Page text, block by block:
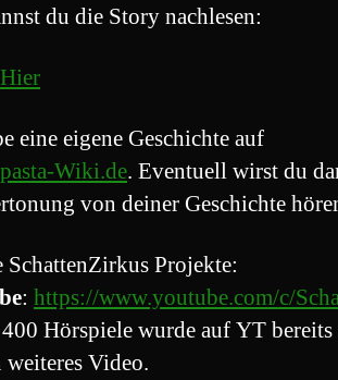
du die Story nachlesen:
eine eigene Geschichte auf
Wiki.de. Eventuell wirst du
von deiner Geschichte
SchattenZirkus Projekte:
: https://www.youtube.com/c/
Hörspiele wurde auf YT
weiteres Video.